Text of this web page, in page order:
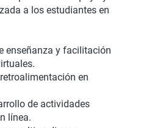
a los estudiantes en
enseñanza y facilitación
en
de actividades
línea.